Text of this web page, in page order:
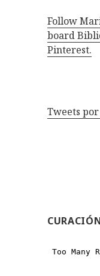
Follow
board
Pinterest.
Tweets por